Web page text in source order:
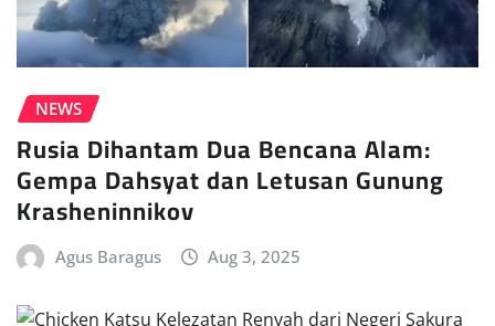
NEWS
Rusia Dihantam Dua Bencana Alam:
Gempa Dahsyat dan Letusan Gunung
Krasheninnikov
Agus Baragus Aug 3, 2025